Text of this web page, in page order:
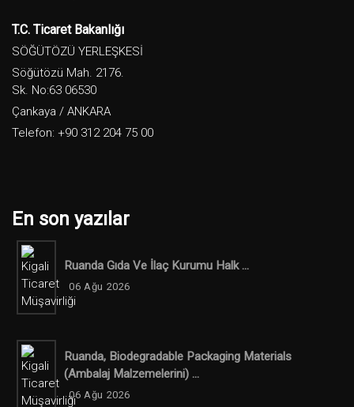
T.C. Ticaret Bakanlığı
SÖĞÜTÖZÜ YERLEŞKESİ
Söğütözü Mah. 2176.
Sk. No:63 06530
Çankaya / ANKARA
Telefon: +90 312 204 75 00
En son yazılar
Ruanda Gıda Ve İlaç Kurumu Halk ...
06 Ağu 2026
Ruanda, Biodegradable Packaging Materials
(ambalaj Malzemelerini) ...
06 Ağu 2026